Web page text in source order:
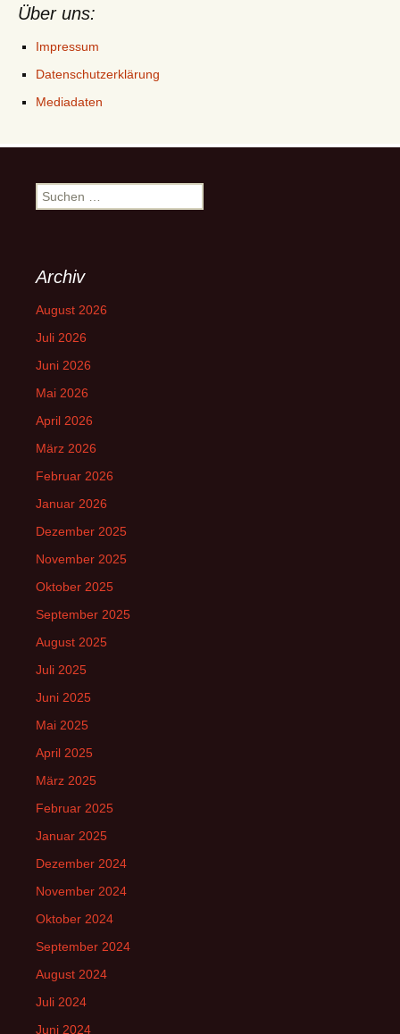
Über uns:
Impressum
Datenschutzerklärung
Mediadaten
Suchen
nach:
Archiv
August 2026
Juli 2026
Juni 2026
Mai 2026
April 2026
März 2026
Februar 2026
Januar 2026
Dezember 2025
November 2025
Oktober 2025
September 2025
August 2025
Juli 2025
Juni 2025
Mai 2025
April 2025
März 2025
Februar 2025
Januar 2025
Dezember 2024
November 2024
Oktober 2024
September 2024
August 2024
Juli 2024
Juni 2024